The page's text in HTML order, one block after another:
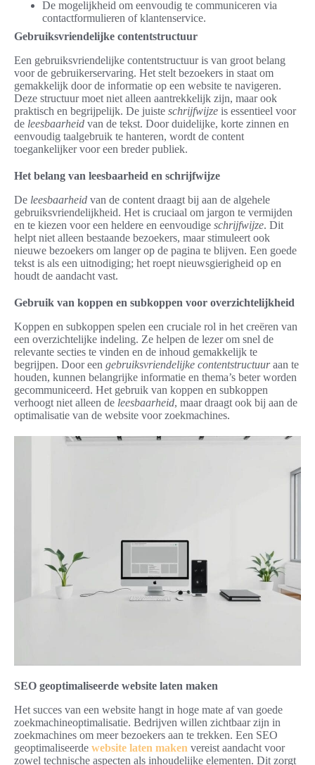
De mogelijkheid om eenvoudig te communiceren via
contactformulieren of klantenservice.
Gebruiksvriendelijke contentstructuur
Een gebruiksvriendelijke contentstructuur is van groot belang
voor de gebruikerservaring. Het stelt bezoekers in staat om
gemakkelijk door de informatie op een website te navigeren.
Deze structuur moet niet alleen aantrekkelijk zijn, maar ook
praktisch en begrijpelijk. De juiste schrijfwijze is essentieel voor
de leesbaarheid van de tekst. Door duidelijke, korte zinnen en
eenvoudig taalgebruik te hanteren, wordt de content
toegankelijker voor een breder publiek.
Het belang van leesbaarheid en schrijfwijze
De leesbaarheid van de content draagt bij aan de algehele
gebruiksvriendelijkheid. Het is cruciaal om jargon te vermijden
en te kiezen voor een heldere en eenvoudige schrijfwijze. Dit
helpt niet alleen bestaande bezoekers, maar stimuleert ook
nieuwe bezoekers om langer op de pagina te blijven. Een goede
tekst is als een uitnodiging; het roept nieuwsgierigheid op en
houdt de aandacht vast.
Gebruik van koppen en subkoppen voor overzichtelijkheid
Koppen en subkoppen spelen een cruciale rol in het creëren van
een overzichtelijke indeling. Ze helpen de lezer om snel de
relevante secties te vinden en de inhoud gemakkelijk te
begrijpen. Door een gebruiksvriendelijke contentstructuuraan te
houden, kunnen belangrijke informatie en thema’s beter worden
gecommuniceerd. Het gebruik van koppen en subkoppen
verhoogt niet alleen de leesbaarheid, maar draagt ook bij aan de
optimalisatie van de website voor zoekmachines.
SEO geoptimaliseerde website laten maken
Het succes van een website hangt in hoge mate af van goede
zoekmachineoptimalisatie. Bedrijven willen zichtbaar zijn in
zoekmachines om meer bezoekers aan te trekken. Een SEO
geoptimaliseerde website laten maken vereist aandacht voor
zowel technische aspecten als inhoudelijke elementen. Dit zorgt